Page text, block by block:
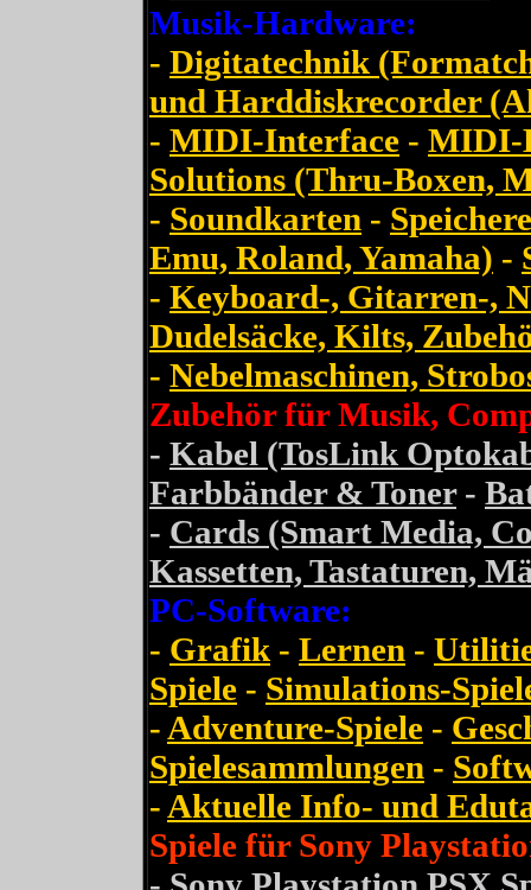
Musik-Hardware:
- Digitatechnik
und Harddiskrecorder
- MIDI-Interface - MIDI-
Solutions (Thru-Boxen,
- Soundkarten -
Emu, Roland, Yamaha) -
- Keyboard-, Gitarren-,
Dudelsäcke, Kilts,
- Nebelmaschinen,
Zubehör für Musik,
- Kabel (TosLink
Farbbänder & Toner-
- Cards (Smart Media,
Kassetten, Tastaturen,
PC-Software:
- Grafik - Lernen -
Spiele - Simulations-
- Adventure-Spiele -
Spielesammlungen -
- Aktuelle Info- und
Spiele für Sony